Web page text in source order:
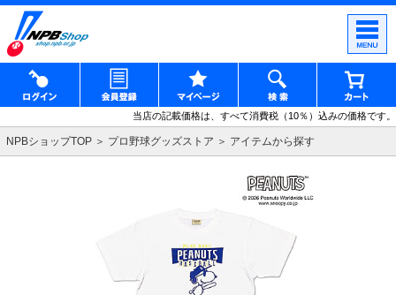
当店の記載価格は、すべて消費税（10％）込みの価格です。
NPBショップTOP プロ野球グッズストア アイテムから探す